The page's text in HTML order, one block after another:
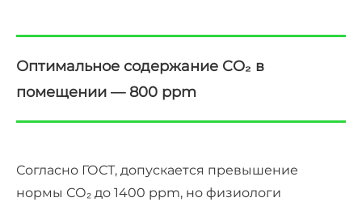
Оптимальное содержание CO₂ в
помещении — 800 ppm
Согласно ГОСТ, допускается превышение
нормы СО₂ до 1400 ppm, но физиологи